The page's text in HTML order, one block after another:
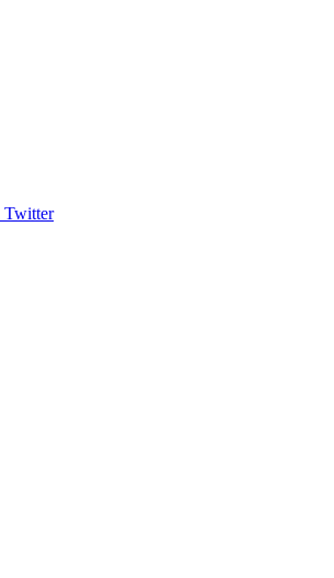
Twitter